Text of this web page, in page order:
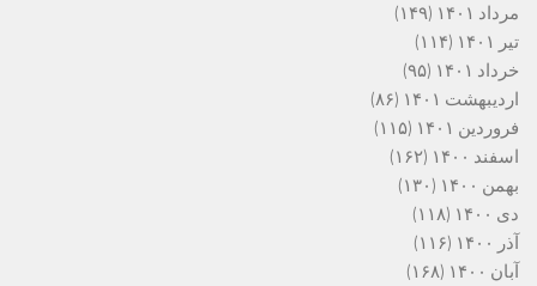
مرداد ۱۴۰۱
(۱۴۹)
تیر ۱۴۰۱
(۱۱۴)
خرداد ۱۴۰۱
(۹۵)
اردیبهشت ۱۴۰۱
(۸۶)
فروردین ۱۴۰۱
(۱۱۵)
اسفند ۱۴۰۰
(۱۶۲)
بهمن ۱۴۰۰
(۱۳۰)
دی ۱۴۰۰
(۱۱۸)
آذر ۱۴۰۰
(۱۱۶)
آبان ۱۴۰۰
(۱۶۸)